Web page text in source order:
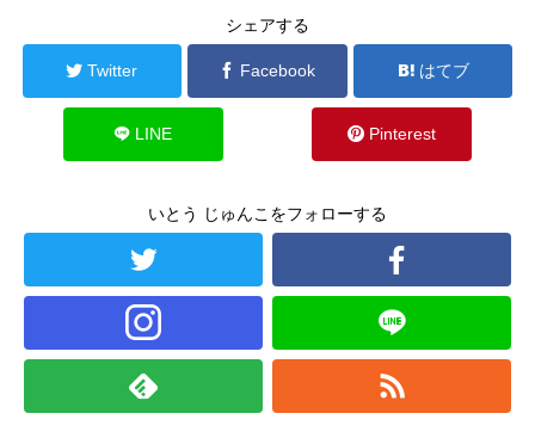
シェアする
Twitter Facebook はてブ
LINE Pinterest
いとう じゅんこをフォローする